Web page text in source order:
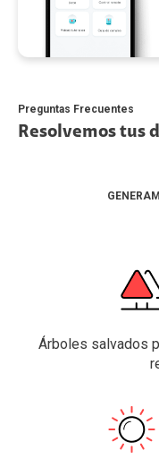
Preguntas Frecuentes
Resolvemos tus
Árboles salvados